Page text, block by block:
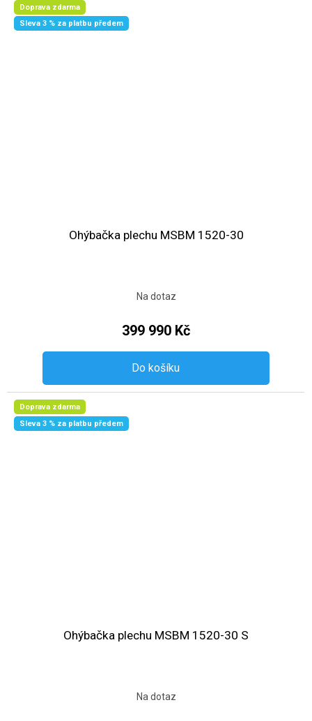
Doprava zdarma
Sleva 3 % za platbu předem
Ohýbačka plechu MSBM 1520-30
Na dotaz
399 990 Kč
Do košíku
Doprava zdarma
Sleva 3 % za platbu předem
Ohýbačka plechu MSBM 1520-30 S
Na dotaz